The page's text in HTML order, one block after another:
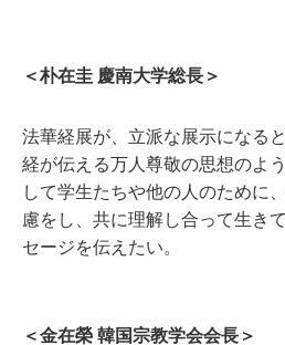
＜朴在圭 慶南大学総長＞
法華経展が、立派な展示になる
経が伝える万人尊敬の思想のよ
して学生たちや他の人のために
慮をし、共に理解し合って生き
セージを伝えたい。
＜金在榮 韓国宗教学会会長＞